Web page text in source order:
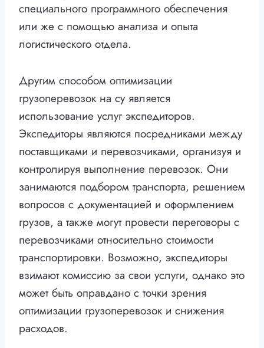
специального программного обеспечения
или же с помощью анализа и опыта
логистического отдела.
Другим способом оптимизации
грузоперевозок на су является
использование услуг экспедиторов.
Экспедиторы являются посредниками между
поставщиками и перевозчиками, организуя и
контролируя выполнение перевозок. Они
занимаются подбором транспорта, решением
вопросов с документацией и оформлением
грузов, а также могут провести переговоры с
перевозчиками относительно стоимости
транспортировки. Возможно, экспедиторы
взимают комиссию за свои услуги, однако это
может быть оправдано с точки зрения
оптимизации грузоперевозок и снижения
расходов.